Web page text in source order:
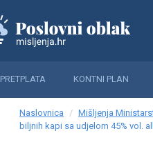
PRETPLATA KONTNI PLAN
Naslovnica Mišljenja
biljnih kapi sa udjelom 45% vol.